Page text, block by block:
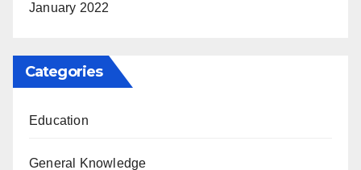
January 2022
Categories
Education
General Knowledge